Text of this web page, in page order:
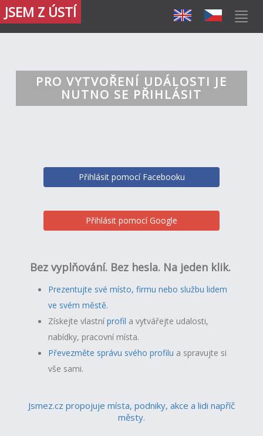
JSEM Z ÚSTÍ
PRO VYTVOŘENÍ UDÁLOSTI JE
NUTNO SE PŘIHLÁSIT
Přihlásit pomocí Facebooku
Přihlásit pomocí Google
Bez vyplňování. Bez hesla. Na jeden klik.
Prezentujte své místo, firmu nebo službu lidem
ve svém městě.
Získejte vlastníprofil a vytvářejte udalosti,
nabídky, pracovní místa.
Převezměte správu svého profilu a spravujte si
vše sami.
Jsmez.cz propojuje místa, podniky, akce a lidi napříč
městy.